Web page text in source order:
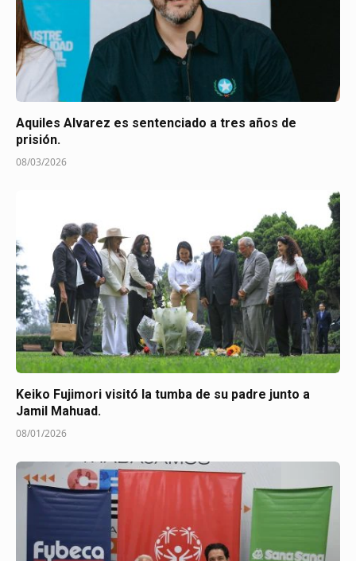
Aquiles Alvarez es sentenciado a tres años de
prisión.
08/03/2026
Keiko Fujimori visitó la tumba de su padre junto a
Jamil Mahuad.
08/01/2026